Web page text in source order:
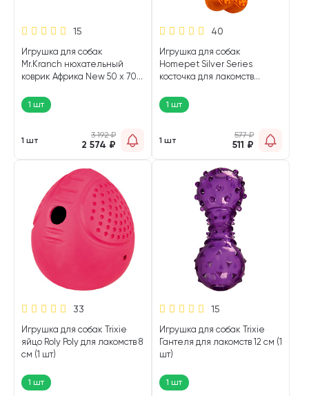
15
Игрушка для собак
Mr.Kranch нюхательный
коврик Африка New 50 х 70
1 шт
1 шт
3 192₽
2 574 ₽
40
Игрушка для собак
Homepet Silver Series
косточка для лакомств
3,7 см (1 шт)
1 шт
1 шт
577₽
511 ₽
33
Игрушка для собак Trixie
яйцо Roly Poly для лакомств 8
см (1 шт)
1 шт
15
Игрушка для собак Trixie
Гантеля для лакомств 12 см (1
шт)
1 шт